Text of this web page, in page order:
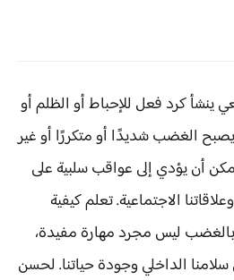
كرد فعل للإحباط أو الظلم أو
الغضب شديدًا أو متكررًا أو غير
أن يؤدي إلى عواقب سلبية على
الاجتماعية. تعلم كيفية
ليس مجرد مهارة مفيدة،
الداخلي وجودة حياتنا. لحسن